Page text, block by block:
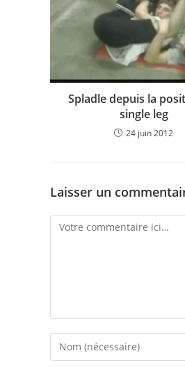
Spladle depuis la
single leg
24 juin 2012
Laisser un
Comment
Enter
your